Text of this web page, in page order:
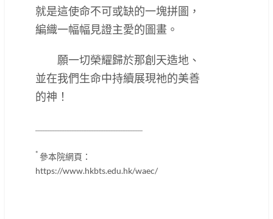
就是這使命不可或缺的一塊拼圖，
編織一幅幅見證主愛的圖畫。
願一切榮耀歸於那創天造地、
並在我們生命中持續展現祂的美善
的神！
* 參本院網頁：
https://www.hkbts.edu.hk/waec/